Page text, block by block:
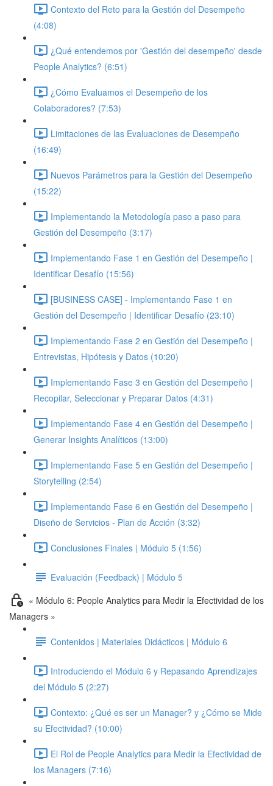
Contexto del Reto para la Gestión del Desempeño
(4:08)
¿Qué entendemos por 'Gestión del desempeño' desde
People Analytics? (6:51)
¿Cómo Evaluamos el Desempeño de los
Colaboradores? (7:53)
Limitaciones de las Evaluaciones de Desempeño
(16:49)
Nuevos Parámetros para la Gestión del Desempeño
(15:22)
Implementando la Metodología paso a paso para
Gestión del Desempeño (3:17)
Implementando Fase 1 en Gestión del Desempeño |
Identificar Desafío (15:56)
[BUSINESS CASE] - Implementando Fase 1 en
Gestión del Desempeño | Identificar Desafío (23:10)
Implementando Fase 2 en Gestión del Desempeño |
Entrevistas, Hipótesis y Datos (10:20)
Implementando Fase 3 en Gestión del Desempeño |
Recopilar, Seleccionar y Preparar Datos (4:31)
Implementando Fase 4 en Gestión del Desempeño |
Generar Insights Analíticos (13:00)
Implementando Fase 5 en Gestión del Desempeño |
Storytelling (2:54)
Implementando Fase 6 en Gestión del Desempeño |
Diseño de Servicios - Plan de Acción (3:32)
Conclusiones Finales | Módulo 5 (1:56)
Evaluación (Feedback) | Módulo 5
« Módulo 6: People Analytics para Medir la Efectividad de los
Managers »
Contenidos | Materiales Didácticos | Módulo 6
Introduciendo el Módulo 6 y Repasando Aprendizajes
del Módulo 5 (2:27)
Contexto: ¿Qué es ser un Manager? y ¿Cómo se Mide
su Efectividad? (10:00)
El Rol de People Analytics para Medir la Efectividad de
los Managers (7:16)